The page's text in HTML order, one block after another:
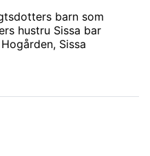
barn som
hustru Sissa bar
Sissa